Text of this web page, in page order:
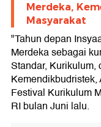
Merdeka,
Masyarakat
"Tahun depan
Merdeka sebagai
Standar,
Festival Kurikulum
RI bulan Juni lalu.